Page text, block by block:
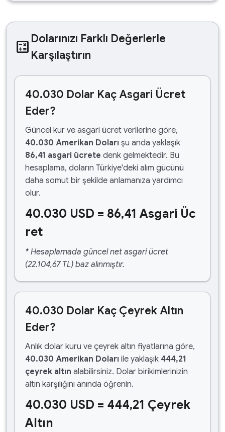
calculate Dolarınızı Farklı Değerlerle
Karşılaştırın
40.030 Dolar Kaç Asgari Ücret
Eder?
Güncel kur ve asgari ücret verilerine göre,
40.030 Amerikan Doları şu anda yaklaşık
86,41 asgari ücrete denk gelmektedir. Bu
hesaplama, doların Türkiye'deki alım gücünü
daha somut bir şekilde anlamanıza yardımcı
olur.
40.030 USD = 86,41 Asgari Üc
ret
* Hesaplamada güncel net asgari ücret
(22.104,67 TL) baz alınmıştır.
40.030 Dolar Kaç Çeyrek Altın
Eder?
Anlık dolar kuru ve çeyrek altın fiyatlarına göre,
40.030 Amerikan Doları ile yaklaşık 444,21
çeyrek altın alabilirsiniz. Dolar birikimlerinizin
altın karşılığını anında öğrenin.
40.030 USD = 444,21 Çeyrek
Altın